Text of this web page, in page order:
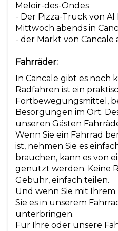
Meloir-des-Ondes
- Der Pizza-Truck von
Mittwoch abends in
- der Markt von
Fahrräder:
In Cancale gibt es noch
Radfahren ist ein
Fortbewegungsmittel,
Besorgungen im Ort.
unseren Gästen
Wenn Sie ein Fahrrad
ist, nehmen Sie es
brauchen, kann es von
genutzt werden. Keine
Gebühr, einfach teilen.
Und wenn Sie mit
Sie es in unserem
unterbringen.
Für Ihre oder unsere